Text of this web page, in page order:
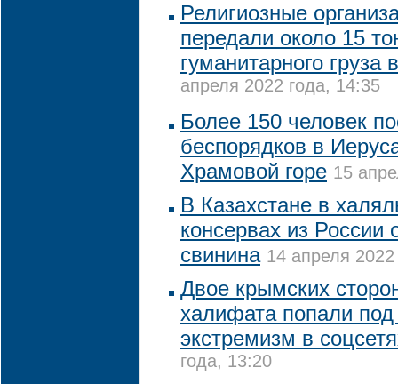
Религиозные
передали около 15
гуманитарного груза
апреля 2022 года, 14:35
Более 150 человек
беспорядков в
Храмовой горе 15
В Казахстане в
консервах из России
свинина 14 апреля
Двое крымских
халифата попали под
экстремизм в
года, 13:20